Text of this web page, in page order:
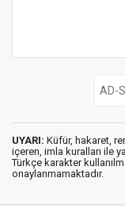
UYARI: Küfür, hakaret,
içeren, imla kuralları ile
Türkçe karakter
onaylanmamaktadır.